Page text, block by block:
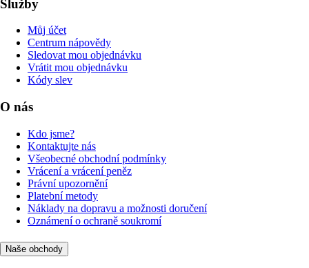
Služby
Můj účet
Centrum nápovědy
Sledovat mou objednávku
Vrátit mou objednávku
Kódy slev
O nás
Kdo jsme?
Kontaktujte nás
Všeobecné obchodní podmínky
Vrácení a vrácení peněz
Právní upozornění
Platební metody
Náklady na dopravu a možnosti doručení
Oznámení o ochraně soukromí
Naše obchody